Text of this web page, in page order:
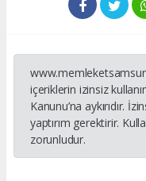
içeriklerin izinsiz
Kanunu’na aykırıdır.
yaptırım gerektirir.
zorunludur.